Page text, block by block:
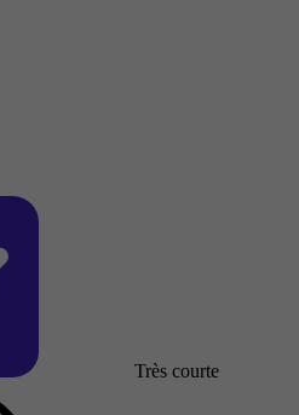
Très courte